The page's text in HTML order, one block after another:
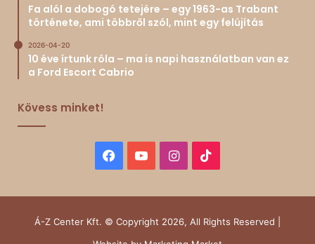
Fa alól a dobogó tetejére – egy 1963-as Trabant
története, ami többről szól, mint egy felújítás
2026-04-20
10 éve írtunk róla – ma is napi használatban van ez
a Ford Escort Cabrio
Kövess minket!
Facebook
YouTubeInstagram
Á-Z Center Kft. © Copyright 2026, All Rights Reserved |